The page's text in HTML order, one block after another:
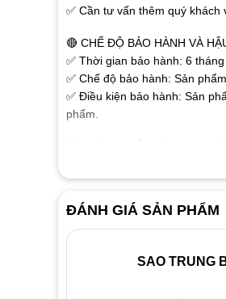
✅ Cần tư vấn thêm quý
🔴 CHẾ ĐỘ BẢO HÀNH VÀ
✅ Thời gian bảo hành: 6
✅ Chế độ bảo hành: Sản
✅ Điều kiện bảo hành: Sản
phẩm.
🔴 HƯỚNG DẪN SỬ DỤNG
✅Pin laptop là bộ phận của
phù hợp. Sau mỗi lần sử
bền cao nhất chúng ta cần sử
✅ Đối với pin mới mua cần
sạc lại. Nên thực hiện liên tuc
✅ Đối với các lần dùng tiếp
lần dùng (sạc xả) ví dụ nhà
tính cứ pin giảm còn
ĐÁNH GIÁ SẢN PHẨM
SAO TRUNG